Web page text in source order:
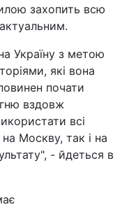
захопить всю
Україну з метою
які вона
почати
вздовж
всі
на Москву, так і на
- йдеться в